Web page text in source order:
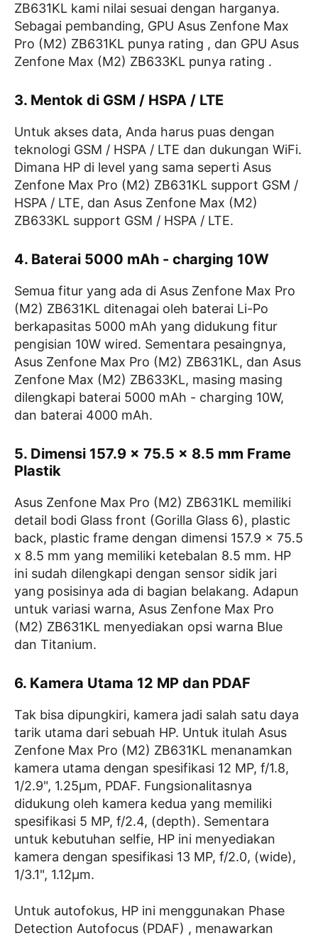
ZB631KL kami nilai sesuai dengan harganya.
Sebagai pembanding, GPU Asus Zenfone Max
Pro (M2) ZB631KL punya rating , dan GPU Asus
Zenfone Max (M2) ZB633KL punya rating .
3. Mentok di GSM / HSPA / LTE
Untuk akses data, Anda harus puas dengan
teknologi GSM / HSPA / LTE dan dukungan WiFi.
Dimana HP di level yang sama seperti Asus
Zenfone Max Pro (M2) ZB631KL support GSM /
HSPA / LTE, dan Asus Zenfone Max (M2)
ZB633KL support GSM / HSPA / LTE.
4. Baterai 5000 mAh - charging 10W
Semua fitur yang ada di Asus Zenfone Max Pro
(M2) ZB631KL ditenagai oleh baterai Li-Po
berkapasitas 5000 mAh yang didukung fitur
pengisian 10W wired. Sementara pesaingnya,
Asus Zenfone Max Pro (M2) ZB631KL, dan Asus
Zenfone Max (M2) ZB633KL, masing masing
dilengkapi baterai 5000 mAh - charging 10W,
dan baterai 4000 mAh.
5. Dimensi 157.9 x 75.5 x 8.5 mm Frame
Plastik
Asus Zenfone Max Pro (M2) ZB631KL memiliki
detail bodi Glass front (Gorilla Glass 6), plastic
back, plastic frame dengan dimensi 157.9 x 75.5
x 8.5 mm yang memiliki ketebalan 8.5 mm. HP
ini sudah dilengkapi dengan sensor sidik jari
yang posisinya ada di bagian belakang. Adapun
untuk variasi warna, Asus Zenfone Max Pro
(M2) ZB631KL menyediakan opsi warna Blue
dan Titanium.
6. Kamera Utama 12 MP dan PDAF
Tak bisa dipungkiri, kamera jadi salah satu daya
tarik utama dari sebuah HP. Untuk itulah Asus
Zenfone Max Pro (M2) ZB631KL menanamkan
kamera utama dengan spesifikasi 12 MP, f/1.8,
1/2.9", 1.25μm, PDAF. Fungsionalitasnya
didukung oleh kamera kedua yang memiliki
spesifikasi 5 MP, f/2.4, (depth). Sementara
untuk kebutuhan selfie, HP ini menyediakan
kamera dengan spesifikasi 13 MP, f/2.0, (wide),
1/3.1", 1.12µm.
Untuk autofokus, HP ini menggunakan Phase
Detection Autofocus (PDAF) , menawarkan